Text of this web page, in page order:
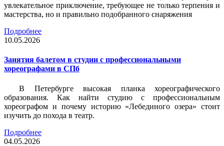
увлекательное приключение, требующее не только терпения и
мастерства, но и правильно подобранного снаряжения
Подробнее
10.05.2026
Занятия балетом в студии с профессиональными
хореографами в СПб
В Петербурге высокая планка хореографического
образования. Как найти студию с профессиональным
хореографом и почему историю «Лебединого озера» стоит
изучить до похода в театр.
Подробнее
04.05.2026